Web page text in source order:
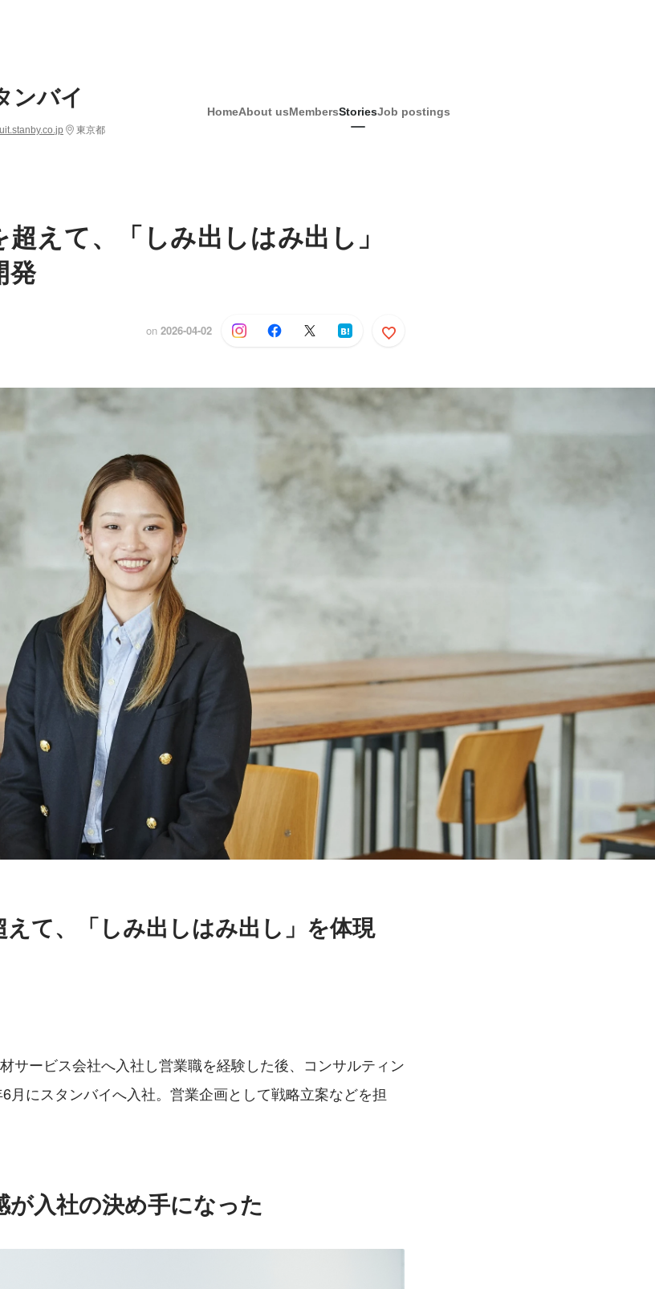
ンバイ
東京都
HomeAbout usMembersStoriesJob postings
えて、「しみ出しはみ出し」
発
on 2026-04-02
て、「しみ出しはみ出し」を体現
サービス会社へ入社し営業職を経験した後、コンサルティン
月にスタンバイへ入社。営業企画として戦略立案などを担
入社の決め手になった